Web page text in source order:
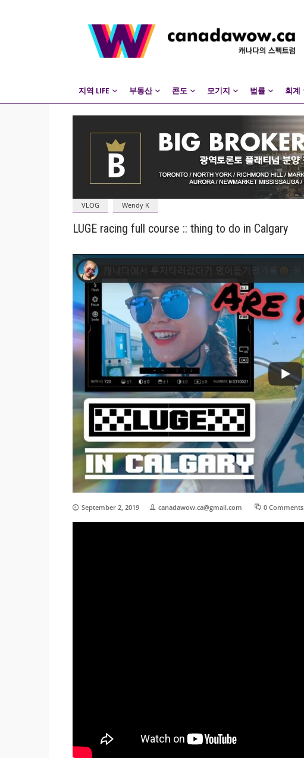
지역 LIFE 부동산 콘도 모기지 법률 회계
VLOG Wendy K
LUGE racing full course :: thing to do in Calgary
September 2, 2019 canadawow.ca@gmail.com 0 Comments